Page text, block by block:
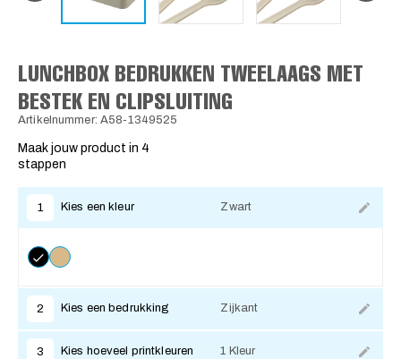
LUNCHBOX BEDRUKKEN TWEELAAGS MET
BESTEK EN CLIPSLUITING
Artikelnummer: A58-1349525
Maak jouw product in 4
stappen
1 Kies een kleur Zwart
2 Kies een bedrukking Zijkant
3 Kies hoeveel printkleuren 1 Kleur